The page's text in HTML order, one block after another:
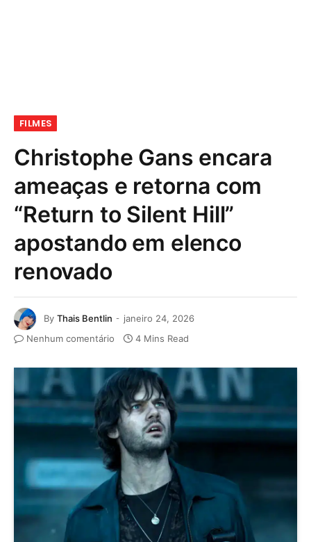
FILMES
Christophe Gans encara
ameaças e retorna com
“Return to Silent Hill”
apostando em elenco
renovado
By Thais Bentlin
janeiro 24, 2026
Nenhum comentário
4 Mins Read